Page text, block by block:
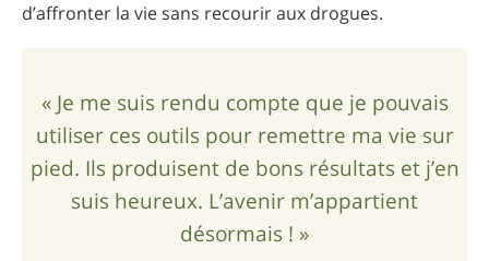
d’affronter la vie sans recourir aux drogues.
« Je me suis rendu compte que je pouvais
utiliser ces outils pour remettre ma vie sur
pied. Ils produisent de bons résultats et j’en
suis heureux. L’avenir m’appartient
désormais ! »